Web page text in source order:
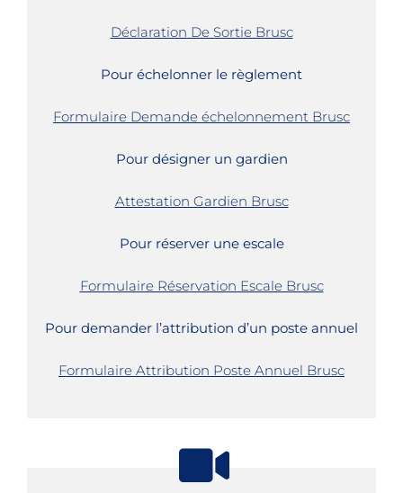
Déclaration De Sortie Brusc
Pour échelonner le règlement
Formulaire Demande échelonnement Brusc
Pour désigner un gardien
Attestation Gardien Brusc
Pour réserver une escale
Formulaire Réservation Escale Brusc
Pour demander l’attribution d’un poste annuel
Formulaire Attribution Poste Annuel Brusc